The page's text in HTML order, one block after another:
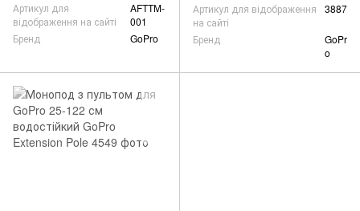
Артикул для
відображення на сайті
AFTTM-
001
Бренд
GoPro
Артикул для відображення
на сайті
3887
Бренд
GoPr
o